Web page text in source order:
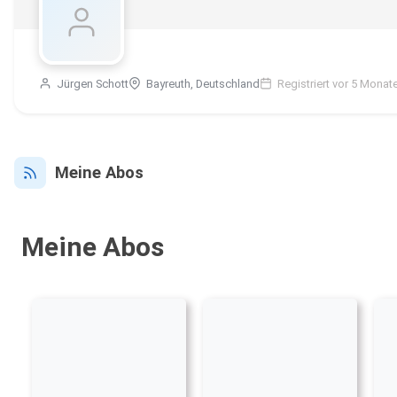
Jürgen Schott Bayreuth, Deutschland Registriert vor 5
Meine Abos
Meine Abos